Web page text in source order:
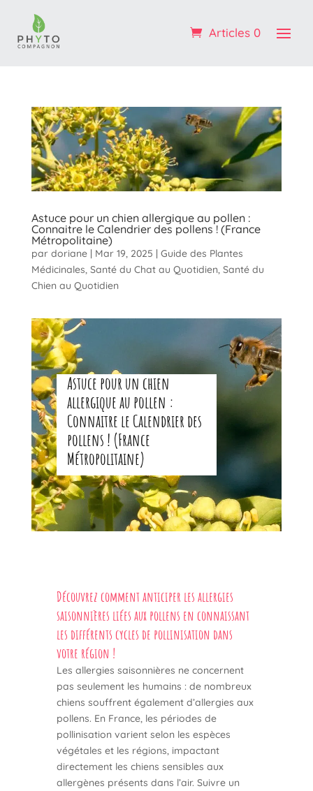
Articles 0
Astuce pour un chien allergique au pollen :
Connaitre le Calendrier des pollens ! (France
Métropolitaine)
par doriane| Mar 19, 2025 | Guide des Plantes
Médicinales, Santé du Chat au Quotidien, Santé du
Chien au Quotidien
Astuce pour un chien
allergique au pollen :
Connaitre le Calendrier des
pollens ! (France
Métropolitaine)
Découvrez comment anticiper les allergies
saisonnières liées aux pollens en connaissant
les différents cycles de pollinisation dans
votre région !
Les allergies saisonnières ne concernent
pas seulement les humains : de nombreux
chiens souffrent également d’allergies aux
pollens. En France, les périodes de
pollinisation varient selon les espèces
végétales et les régions, impactant
directement les chiens sensibles aux
allergènes présents dans l’air. Suivre un
Profitez de -10% sur votre 1ère commande : code